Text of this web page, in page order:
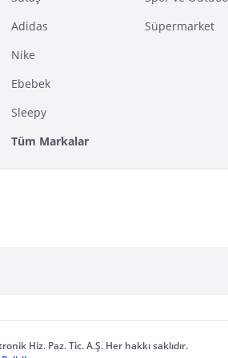
Adidas
Nike
Ebebek
Sleepy
Tüm Markalar
Süpermarket
Hiz. Paz. Tic. A.Ş. Her hakkı saklıdır.